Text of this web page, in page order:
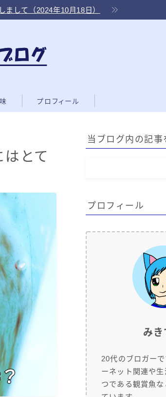
して（2024年10月18日）
プロフィール
とて
当ブログ内の記事
プロフィール
みき
20代のブロガー
ーネット関連や
つである観賞魚